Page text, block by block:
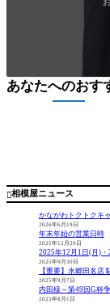
相模屋ニュース
かながわトクトクキ
2026年6月19日
年末年始の営業日時
2025年12月29日
2025年12月1日(月)
2025年9月30日
【重要】水郷田名店
2025年9月7日
内田様～第49回G杯
2025年8月1日
あなたへのおす